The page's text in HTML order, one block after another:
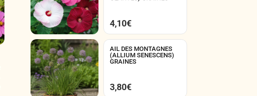
4,10€
AIL DES MONTAGNES
(ALLIUM SENESCENS)
GRAINES
3,80€